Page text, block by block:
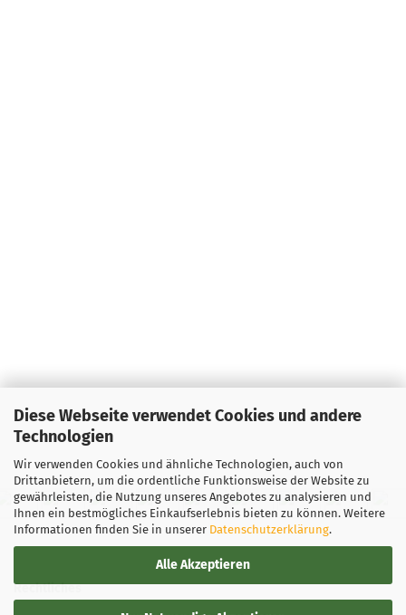
Diese Webseite verwendet Cookies und andere
Technologien
Wir verwenden Cookies und ähnliche Technologien, auch von
Drittanbietern, um die ordentliche Funktionsweise der Website zu
gewährleisten, die Nutzung unseres Angebotes zu analysieren und
Ihnen ein bestmögliches Einkaufserlebnis bieten zu können. Weitere
Informationen finden Sie in unserer Datenschutzerklärung.
Alle Akzeptieren
Rechtliches